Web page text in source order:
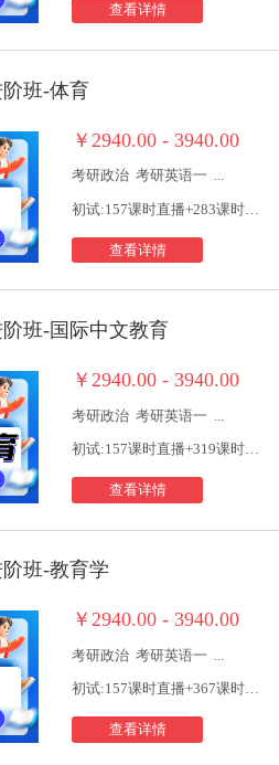
查看详情
班-体育
￥2940.00 - 3940.00
考研政治 考研英语一 ...
初试:157课时直播+283课时视频
查看详情
班-国际中文教育
￥2940.00 - 3940.00
考研政治 考研英语一
初试:157课时直播+319课时视频
查看详情
班-教育学
￥2940.00 - 3940.00
考研政治 考研英语一
初试:157课时直播+367课时视频
查看详情